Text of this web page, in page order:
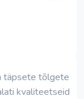
täpsete tõlgete
kvaliteetseid